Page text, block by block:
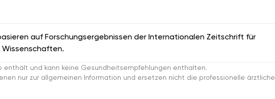
auf Forschungsergebnissen der Internationalen Zeitschrift für
Wissenschaften.
enthält und kann keine Gesundheitsempfehlungen enthalten.
nur zur allgemeinen Information und ersetzen nicht die professionelle ärztliche